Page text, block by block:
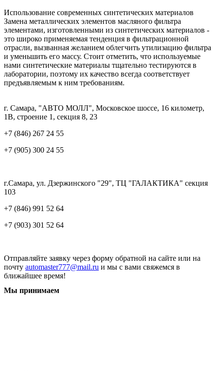
Использование современных синтетических материалов
Замена металлических элементов масляного фильтра
элементами, изготовленными из синтетических материалов -
это широко применяемая тенденция в фильтрационной
отрасли, вызванная желанием облегчить утилизацию фильтра
и уменьшить его массу. Стоит отметить, что используемые
нами синтетические материалы тщательно тестируются в
лаборатории, поэтому их качество всегда соответствует
предъявляемым к ним требованиям.
г. Самара, "АВТО МОЛЛ", Московское шоссе, 16 километр,
1В, строение 1, секция 8, 23
+7 (846) 267 24 55
+7 (905) 300 24 55
г.Самара, ул. Дзержинского "29", ТЦ "ГАЛАКТИКА" секция
103
+7 (846) 991 52 64
+7 (903) 301 52 64
Отправляйте заявку через форму обратной на сайте или на
почту automaster777@mail.ru и мы с вами свяжемся в
ближайшее время!
Мы принимаем